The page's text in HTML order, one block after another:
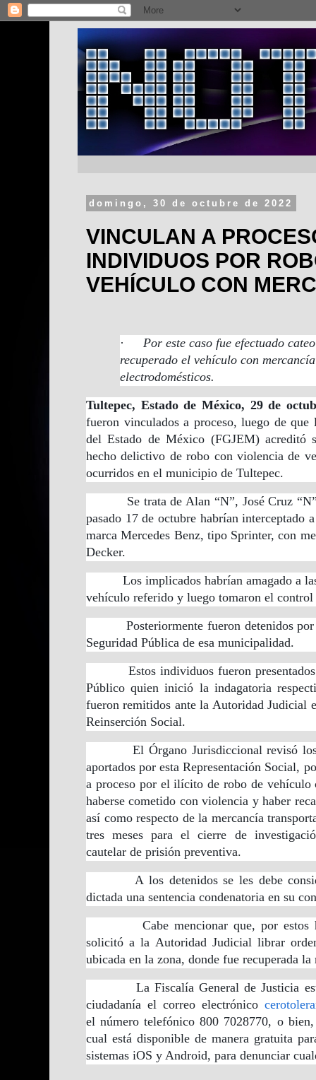
domingo, 30 de octubre de 2022
VINCULAN A
INDIVIDUOS POR
VEHÍCULO CON
·
Por este caso fue efectuado
recuperado el vehículo con
electrodomésticos.
Tultepec, Estado de México, 29 de
fueron vinculados a proceso, luego de
del Estado de México (FGJEM) acreditó
hecho delictivo de robo con violencia de
ocurridos en el municipio de Tultepec.
Se trata de Alan “N”, José Cruz “N”
pasado 17 de octubre habrían interceptado
marca Mercedes Benz, tipo Sprinter, con
Decker.
Los implicados habrían amagado a las
vehículo referido y luego tomaron el
Posteriormente fueron detenidos por
Seguridad Pública de esa municipalidad.
Estos individuos fueron presentados
Público quien inició la indagatoria
fueron remitidos ante la Autoridad Judicial
Reinserción Social.
El Órgano Jurisdiccional revisó los
aportados por esta Representación Social,
a proceso por el ilícito de robo de vehículo
haberse cometido con violencia y haber
así como respecto de la mercancía
tres meses para el cierre de
cautelar de prisión preventiva.
A los detenidos se les debe
dictada una sentencia condenatoria en su
Cabe mencionar que, por estos
solicitó a la Autoridad Judicial librar
ubicada en la zona, donde fue recuperada la
La Fiscalía General de Justicia
ciudadanía el correo electrónico
el número telefónico 800 7028770, o
cual está disponible de manera gratuita
sistemas iOS y Android, para denunciar